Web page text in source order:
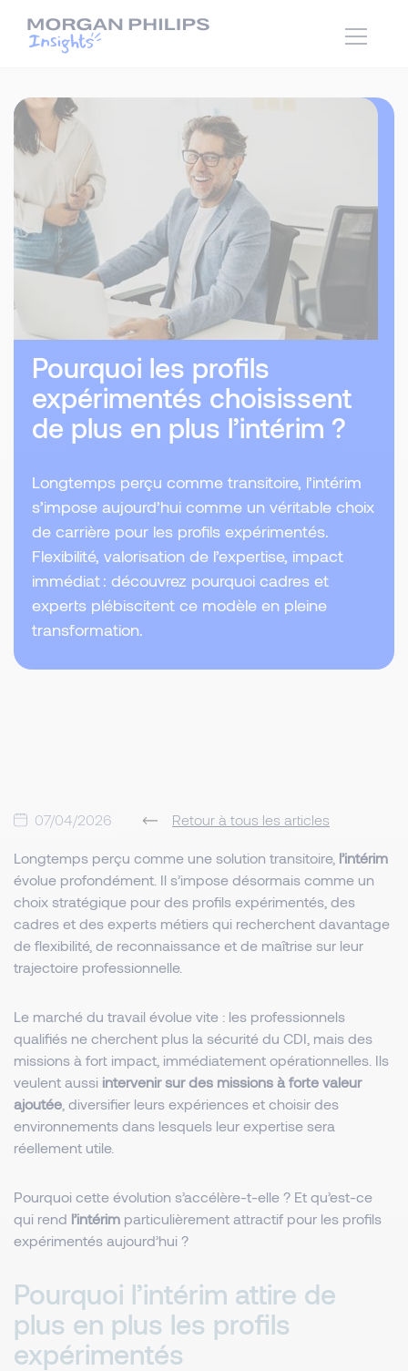
Pourquoi les profils
expérimentés choisissent
de plus en plus l’intérim ?
Longtemps perçu comme transitoire, l’intérim
s’impose aujourd’hui comme un véritable choix
de carrière pour les profils expérimentés.
Flexibilité, valorisation de l’expertise, impact
immédiat : découvrez pourquoi cadres et
experts plébiscitent ce modèle en pleine
transformation.
07/04/2026 Retour à tous les articles
Longtemps perçu comme une solution transitoire, l’intérim
évolue profondément. Il s’impose désormais comme un
choix stratégique pour des profils expérimentés, des
cadres et des experts métiers qui recherchent davantage
de flexibilité, de reconnaissance et de maîtrise sur leur
trajectoire professionnelle.
Le marché du travail évolue vite : les professionnels
qualifiés ne cherchent plus la sécurité du CDI, mais des
missions à fort impact, immédiatement opérationnelles. Ils
veulent aussi intervenir sur des missions à forte valeur
ajoutée , diversifier leurs expériences et choisir des
environnements dans lesquels leur expertise sera
réellement utile.
Pourquoi cette évolution s’accélère-t-elle ? Et qu’est-ce
qui rend l’intérim particulièrement attractif pour les profils
expérimentés aujourd’hui ?
Pourquoi l’intérim attire de
plus en plus les profils
expérimentés